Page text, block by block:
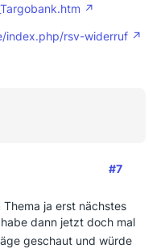
index.php/rsv-widerruf
#7
ja erst nächstes
dann jetzt doch mal
geschaut und würde